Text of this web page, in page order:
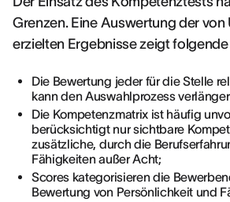
Grenzen. Eine Auswertung der von
erzielten Ergebnisse zeigt
Die Bewertung jeder für die Stelle
kann den Auswahlprozess
Die Kompetenzmatrix ist häufig
berücksichtigt nur sichtbare
zusätzliche, durch die
Fähigkeiten außer Acht;
Scores kategorisieren die
Bewertung von Persönlichkeit und